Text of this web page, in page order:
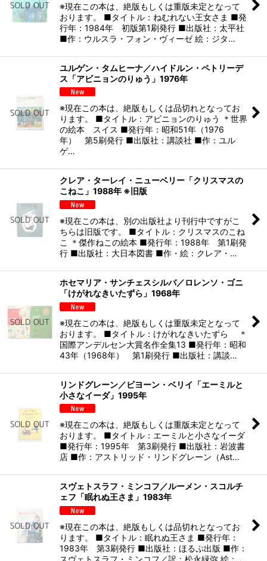
※現在この本は、絶版もしくは重版未定となって
おります。 ■タイトル：ねむれない王女さま ■発
行年：1984年 初版第1刷発行 ■出版社：太平社
■作：ウルスラ・フォン・ヴィーゼ 絵：ジタ…
ユルゲン・タムヒーナ／ハイドルン・ペトリーデ
ス「アビニョンのりゅう」1976年
※現在この本は、絶版もしくは品切れとなってお
ります。 ■タイトル：アビニョンのりゅう ＊世界
の絵本 スイス ■発行年：昭和51年（1976
年） 第5刷発行 ■出版社：講談社 ■作：ユル
ゲ…
クレア・ターレイ・ニューベリー「クリスマスの
こねこ」1988年 ※旧版
※現在この本は、別の出版社より刊行中ですがこ
ちらは旧版です。 ■タイトル：クリスマスのこね
こ ＊傑作ねこの絵本 ■発行年：1988年 第1刷発
行 ■出版社：大日本図書 ■作・絵：クレア・…
ホセマリア・サンチェスシルバ／ロレンソ・ゴニ
「けがれなきいたずら」1968年
※現在この本は、絶版もしくは重版未定となって
おります。 ■タイトル：けがれなきいたずら ＊
国際アンデルセン大賞名作全集13 ■発行年：昭和
43年（1968年） 第1刷発行 ■出版社：講談…
リンドグレーン／ビヨーン・ベリイ「エーミルと
小さなイーダ」1995年
※現在この本は、絶版もしくは重版未定となって
おります。 ■タイトル：エーミルと小さなイーダ
■発行年：1995年 第3刷発行 ■出版社：岩波書
店 ■作：アストリッド・リンドグレーン（Ast…
スヴェトスラフ・ミンコフ／ルーメン・スコルチ
ェフ「眠れぬ王さま」1983年
※現在この本は、絶版もしくは品切れとなってお
ります。 ■タイトル：眠れぬ王さま ■発行年：
1983年 第3刷発行 ■出版社：ほるぷ出版 ■作：
スヴェトスラフ・ミンコフ／訳：松永緑弥 絵：…